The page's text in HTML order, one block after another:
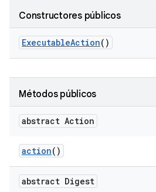
Constructores públicos
ExecutableAction()
Métodos públicos
abstract Action
action()
abstract Digest